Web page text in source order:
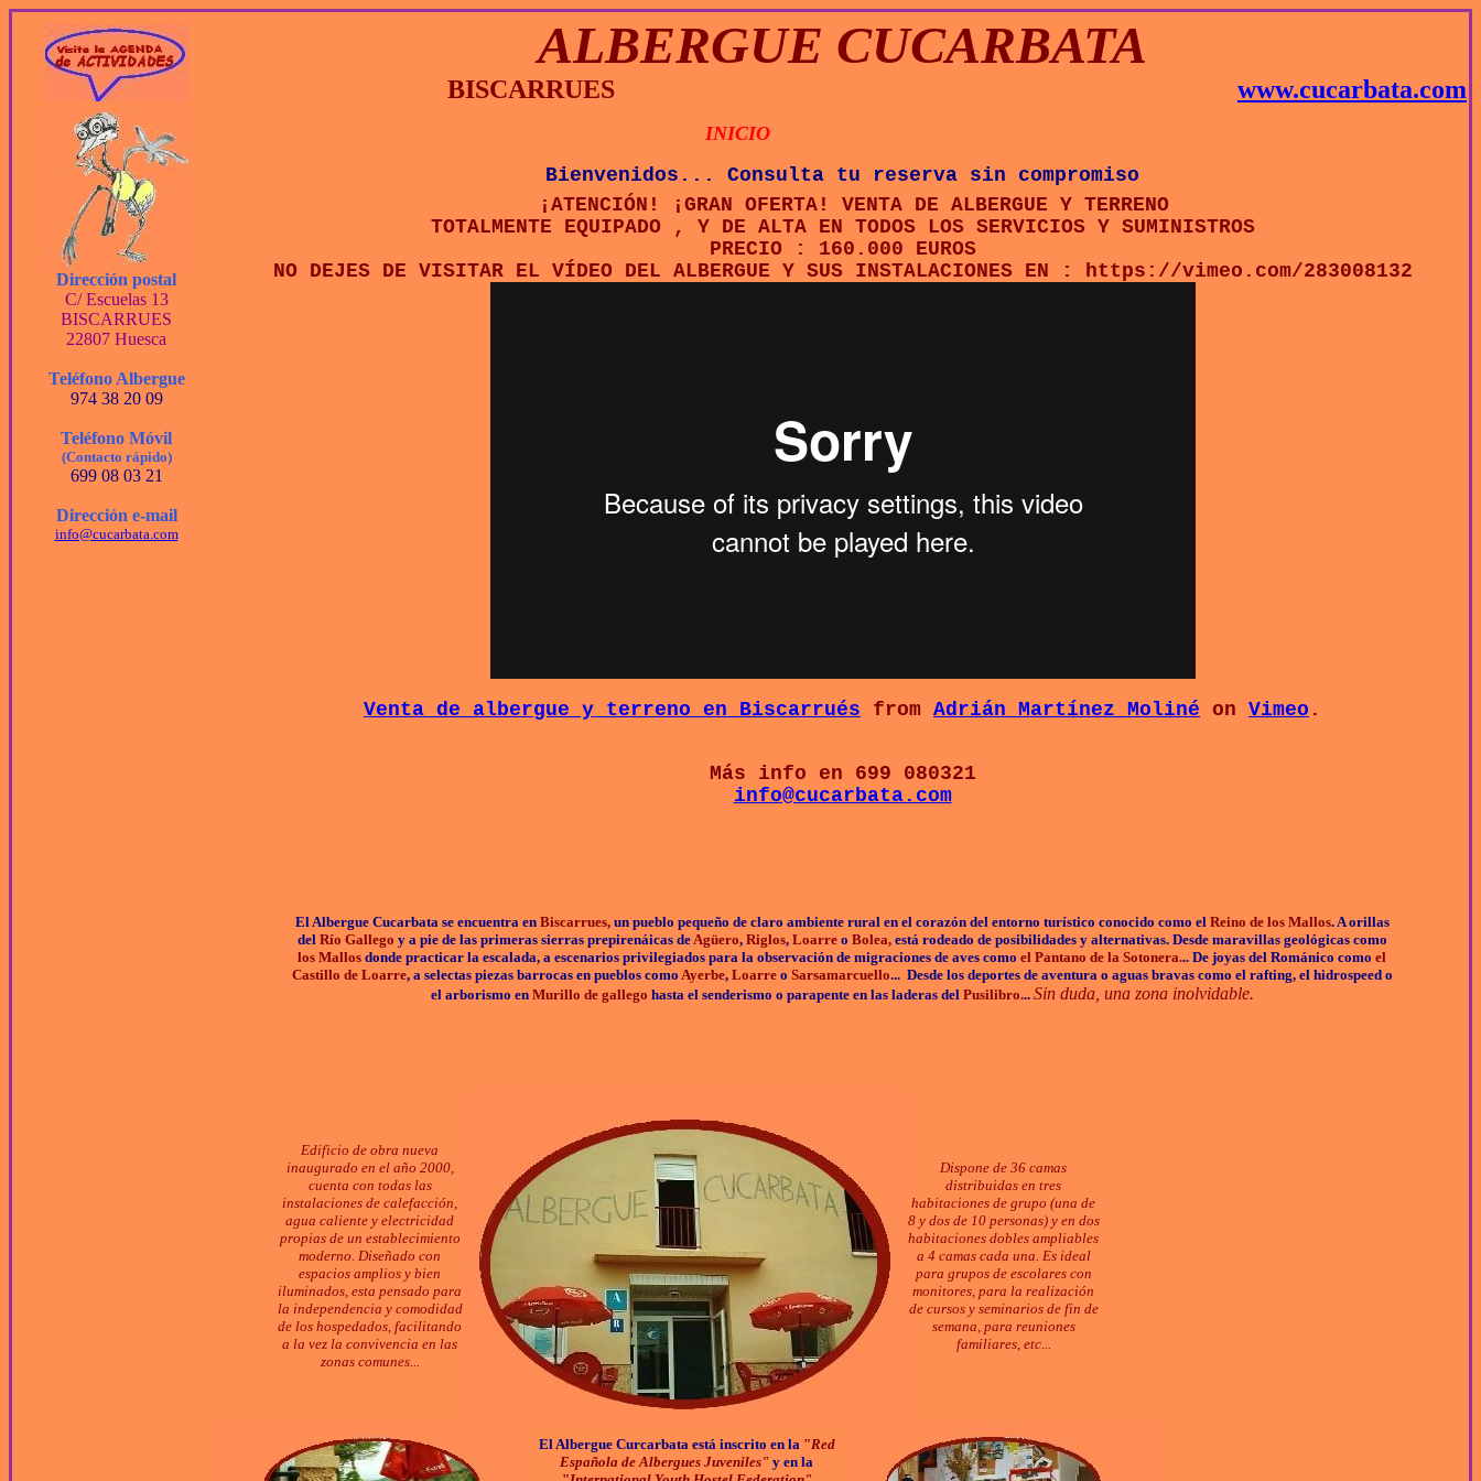
ALBERGUE CUCARBATA
BISCARRUES www.cucarbata.com
Dirección postal
C/ Escuelas 13
BISCARRUES
22807 Huesca
Teléfono Albergue
974 38 20 09
Teléfono Móvil
(Contacto rápido)
699 08 03 21
Dirección e-mail
info@cucarbata.com
INICIO
Bienvenidos... Consulta tu reserva sin compromiso
¡ATENCIÓN! ¡GRAN OFERTA! VENTA DE ALBERGUE Y TERRENO
TOTALMENTE EQUIPADO , Y DE ALTA EN TODOS LOS SERVICIOS Y SUMINISTROS
PRECIO : 160.000 EUROS
NO DEJES DE VISITAR EL VÍDEO DEL ALBERGUE Y SUS INSTALACIONES EN : https://vimeo.com/283008132
Venta de albergue y terreno en Biscarrués from Adrián Martínez Moliné on Vimeo .
Más info en 699 080321
info@cucarbata.com
El Albergue Cucarbata se encuentra en Biscarrues, un pueblo pequeño de claro ambiente rural en el corazón del entorno turístico conocido como el Reino de los Mallos. A orillas
del Río Gallego y a pie de las primeras sierras prepirenáicas deAgüero, Riglos, Loarre o Bolea,está rodeado de posibilidades y alternativas. Desde maravillas geológicas como
los Mallos donde practicar la escalada, a escenarios privilegiados para la observación de migraciones de aves como el Pantano de la Sotonera... De joyas del Románico como el
Castillo de Loarre, a selectas piezas barrocas en pueblos como Ayerbe, Loarreo Sarsamarcuello... Desde los deportes de aventura o aguas bravas como el rafting, el hidrospeed o
el arborismo en Murillo de gallego hasta el senderismo o parapente en las laderas del Pusilibro... Sin duda, una zona inolvidable.
Edificio de obra nueva
inaugurado en el año 2000,
cuenta con todas las
instalaciones de calefacción,
agua caliente y electricidad
propias de un establecimiento
moderno. Diseñado con
espacios amplios y bien
iluminados, esta pensado para
la independencia y comodidad
de los hospedados, facilitando
a la vez la convivencia en las
zonas comunes...
Dispone de 36 camas
distribuidas en tres
habitaciones de grupo (una de
8 y dos de 10 personas) y en dos
habitaciones dobles ampliables
a 4 camas cada una. Es ideal
para grupos de escolares con
monitores, para la realización
de cursos y seminarios de fin de
semana, para reuniones
familiares, etc...
El Albergue Curcarbata está inscrito en la "Red
Española de Albergues Juveniles" y en la